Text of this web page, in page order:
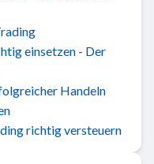
einsetzen - Der
Handeln
richtig versteuern